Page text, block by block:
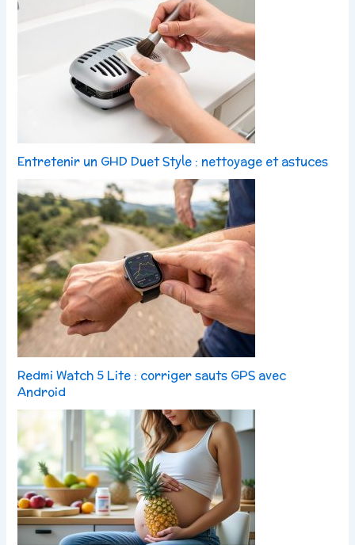
Entretenir un GHD Duet Style : nettoyage et astuces
Redmi Watch 5 Lite : corriger sauts GPS avec
Android